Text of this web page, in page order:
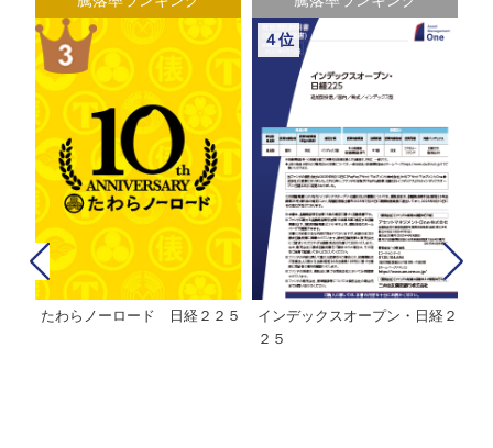
たわらノーロード 日経２２５
４位
インデックスオープン・日経２
２５